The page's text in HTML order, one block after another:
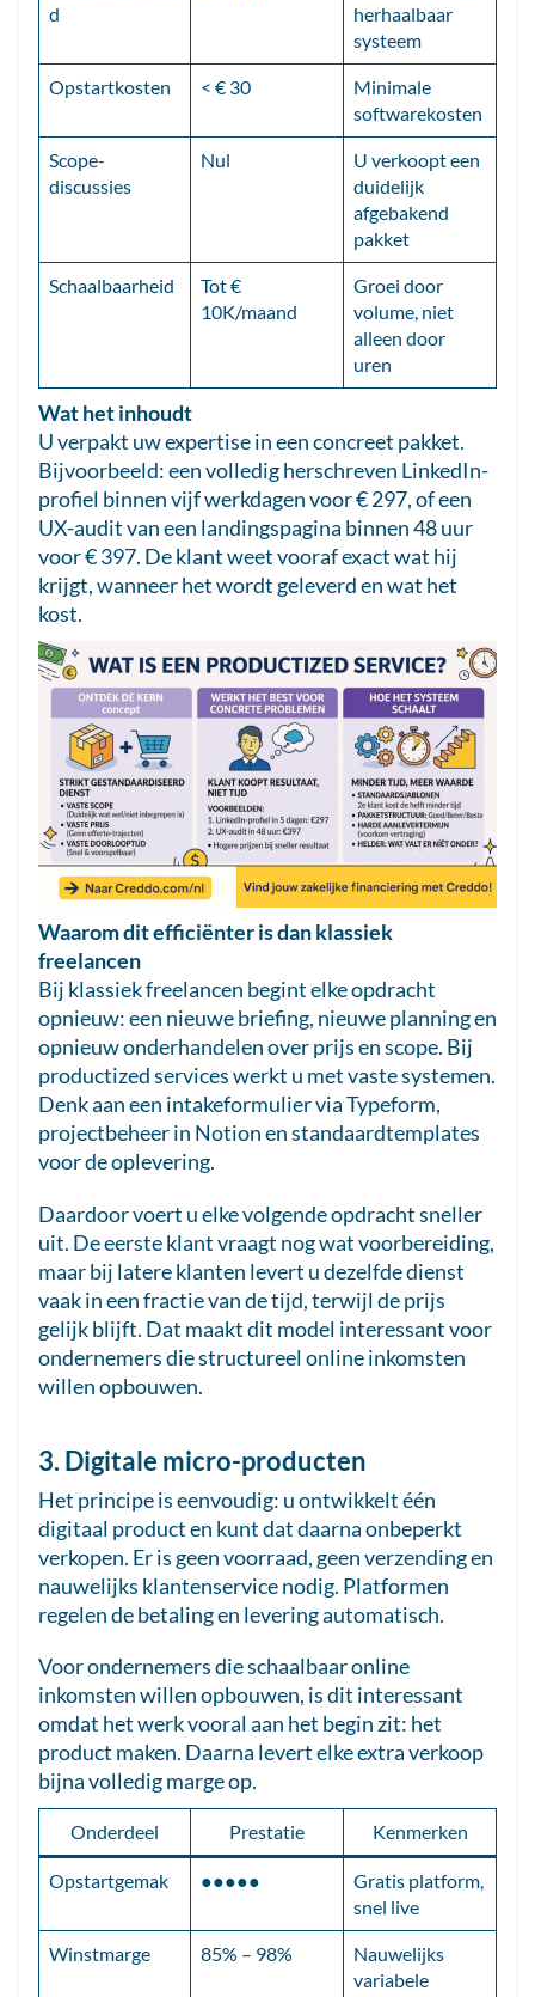
d
herhaalbaar
systeem
Opstartkosten < € 30
Minimale
softwarekosten
Scope-
discussies
Nul
U verkoopt een
duidelijk
afgebakend
pakket
Schaalbaarheid
Tot €
10K/maand
Groei door
volume, niet
alleen door
uren
Wat het inhoudt
U verpakt uw expertise in een concreet pakket.
Bijvoorbeeld: een volledig herschreven LinkedIn-
profiel binnen vijf werkdagen voor € 297, of een
UX-audit van een landingspagina binnen 48 uur
voor € 397. De klant weet vooraf exact wat hij
krijgt, wanneer het wordt geleverd en wat het
kost.
Waarom dit efficiënter is dan klassiek
freelancen
Bij klassiek freelancen begint elke opdracht
opnieuw: een nieuwe briefing, nieuwe planning en
opnieuw onderhandelen over prijs en scope. Bij
productized services werkt u met vaste systemen.
Denk aan een intakeformulier via Typeform,
projectbeheer in Notion en standaardtemplates
voor de oplevering.
Daardoor voert u elke volgende opdracht sneller
uit. De eerste klant vraagt nog wat voorbereiding,
maar bij latere klanten levert u dezelfde dienst
vaak in een fractie van de tijd, terwijl de prijs
gelijk blijft. Dat maakt dit model interessant voor
ondernemers die structureel online inkomsten
willen opbouwen.
3. Digitale micro-producten
Het principe is eenvoudig: u ontwikkelt één
digitaal product en kunt dat daarna onbeperkt
verkopen. Er is geen voorraad, geen verzending en
nauwelijks klantenservice nodig. Platformen
regelen de betaling en levering automatisch.
Voor ondernemers die schaalbaar online
inkomsten willen opbouwen, is dit interessant
omdat het werk vooral aan het begin zit: het
product maken. Daarna levert elke extra verkoop
bijna volledig marge op.
Onderdeel Prestatie Kenmerken
Opstartgemak ●●●●●
Gratis platform,
snel live
Winstmarge 85% – 98%
Nauwelijks
variabele